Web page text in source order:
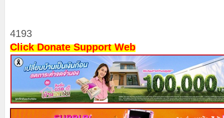
4193
Click Donate Support Web